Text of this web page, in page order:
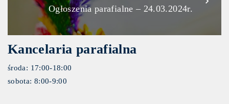
Ogłoszenia parafialne – 24.03.2024r.
Kancelaria parafialna
środa: 17:00-18:00
sobota: 8:00-9:00